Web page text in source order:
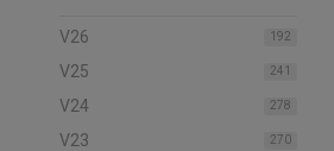
V26 192
V25 241
V24 278
V23 270